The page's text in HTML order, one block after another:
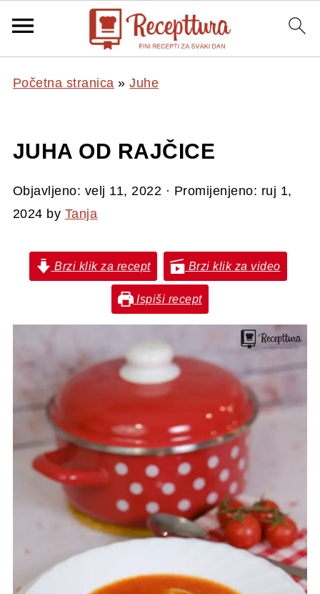
Početna stranica »Juhe
JUHA OD RAJČICE
Objavljeno: velj 11, 2022 · Promijenjeno: ruj 1,
2024 by Tanja
Brzi klik za recept Brzi klik za video
Ispiši recept